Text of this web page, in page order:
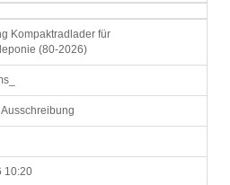
Kompaktradlader für
(80-2026)
10:20